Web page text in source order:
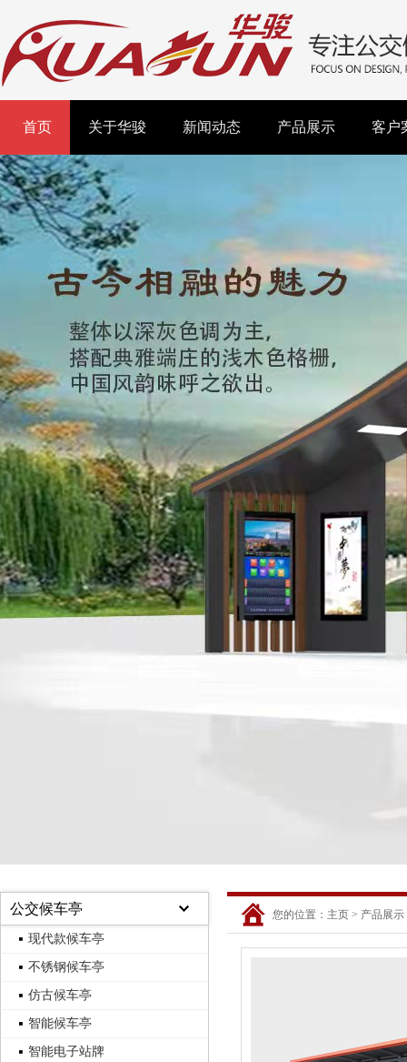
首页 关于华骏 新闻动态 产品展示 客户
公交候车亭
现代款候车亭
不锈钢候车亭
仿古候车亭
智能候车亭
智能电子站牌
您的位置： 主页 > 产品展示